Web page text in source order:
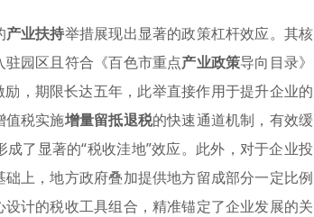
产业扶持举措展现出显著的政策杠杆效应。其核
园区且符合《百色市重点产业政策导向目录》
，期限长达五年，此举直接作用于提升企业的
值税实施增量留抵退税的快速通道机制，有效缓
了显著的“税收洼地”效应。此外，对于企业投
上，地方政府叠加提供地方留成部分一定比例
计的税收工具组合，精准锚定了企业发展的关